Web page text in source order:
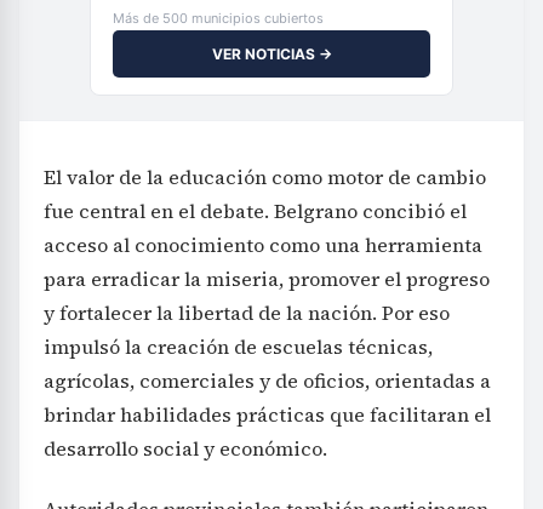
Más de 500 municipios cubiertos
VER NOTICIAS →
El valor de la educación como motor de cambio
fue central en el debate. Belgrano concibió el
acceso al conocimiento como una herramienta
para erradicar la miseria, promover el progreso
y fortalecer la libertad de la nación. Por eso
impulsó la creación de escuelas técnicas,
agrícolas, comerciales y de oficios, orientadas a
brindar habilidades prácticas que facilitaran el
desarrollo social y económico.